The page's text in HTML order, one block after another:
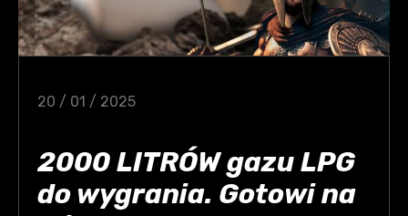
20 / 01 / 2025
2000 LITRÓW gazu LPG
do wygrania. Gotowi na